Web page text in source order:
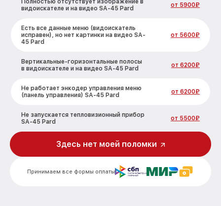
Полностью отсутствует изображение в
видоискателе и на видео SA-45 Pard
от 5900₽
Есть все данные меню (видоискатель
исправен), но нет картинки на видео SA-
45 Pard
от 5600₽
Вертикальные-горизонтальные полосы
в видоискателе и на видео SA-45 Pard
от 6200₽
Не работает энкодер управления меню
(панель управления) SA-45 Pard
от 6200₽
Не запускается тепловизионный прибор
SA-45 Pard
от 5500₽
Запускается и гаснет SA-45 Pard
Pard
от 3300₽
Принимаем все формы оплаты
Здесь нет моей поломки